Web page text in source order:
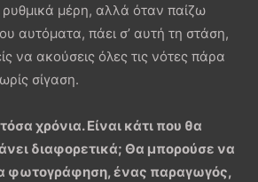
μέρη, αλλά όταν παίζω
αυτόματα, πάει σ’ αυτή τη στάση,
να ακούσεις όλες τις νότες πάρα
σίγαση.
χρόνια. Είναι κάτι που θα
διαφορετικά; Θα μπορούσε να
φωτογράφηση, ένας παραγωγός,